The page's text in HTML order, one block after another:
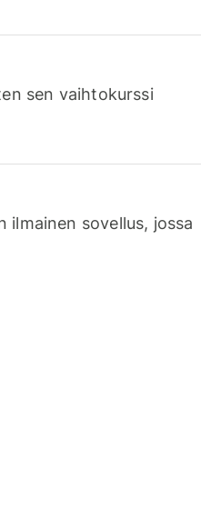
sen vaihtokurssi
ilmainen sovellus, jossa